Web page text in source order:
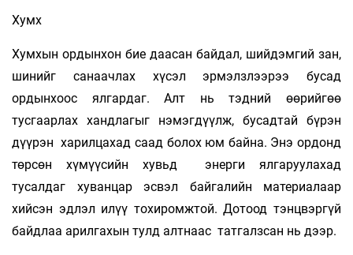
Хумх
Хумхын ордынхон бие даасан байдал, шийдэмгий зан,
шинийг санаачлах хүсэл эрмэлзлээрээ бусад
ордынхоос ялгардаг. Алт нь тэдний өөрийгөө
тусгаарлах хандлагыг нэмэгдүүлж, бусадтай бүрэн
дүүрэн харилцахад саад болох юм байна. Энэ ордонд
төрсөн хүмүүсийн хувьд энерги ялгаруулахад
тусалдаг хуванцар эсвэл байгалийн материалаар
хийсэн эдлэл илүү тохиромжтой. Дотоод тэнцвэргүй
байдлаа арилгахын тулд алтнаас татгалзсан нь дээр.